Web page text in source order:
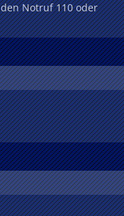
Notruf 110 oder